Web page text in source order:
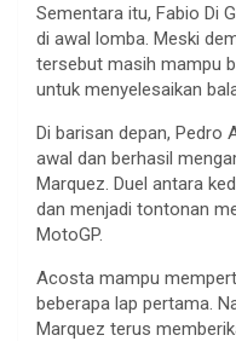
Sementara itu, Fabio Di
di awal lomba. Meski
tersebut masih mampu
untuk menyelesaikan
Di barisan depan, Pedro
awal dan berhasil
Marquez. Duel antara
dan menjadi tontonan
MotoGP.
Acosta mampu
beberapa lap pertama.
Marquez terus